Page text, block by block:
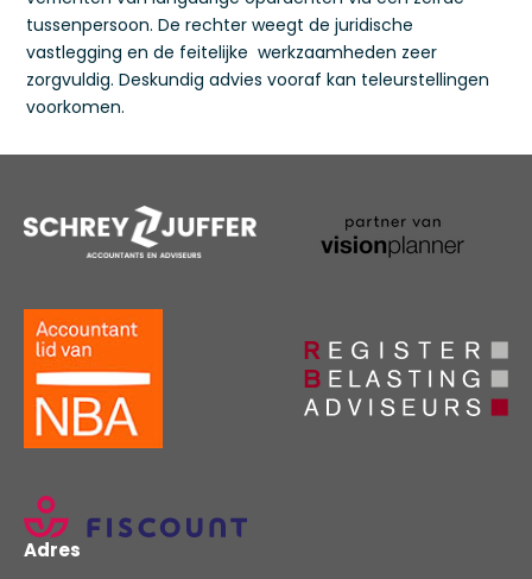
tussenpersoon. De rechter weegt de juridische
vastlegging en de feitelijke werkzaamheden zeer
zorgvuldig. Deskundig advies vooraf kan teleurstellingen
voorkomen.
Adres